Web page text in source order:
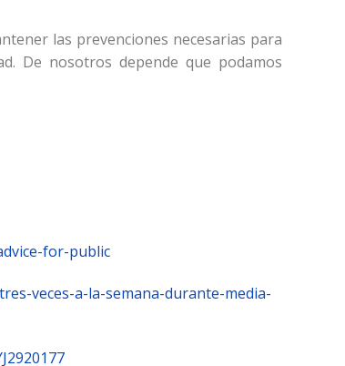
las prevenciones necesarias para
De nosotros depende que podamos
for-public
veces-a-la-semana-durante-media-